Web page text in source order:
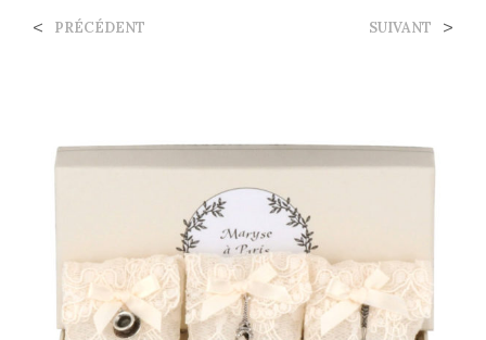
< PRÉCÉDENT SUIVANT >